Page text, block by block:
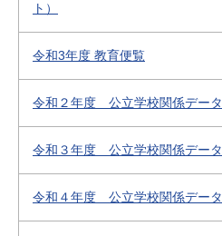
ト）
令和3年度 教育便覧
令和２年度 公立学校関係データ
令和３年度 公立学校関係データ
令和４年度 公立学校関係データ